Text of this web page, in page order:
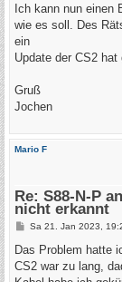
i
r
a
Ich kann nun einen
wie es soll. Des
ein
Update der CS2 hat
Gruß
Jochen
Mario F
Re: S88-N-P
nicht erkannt
B
i
r
a
Sa 21. Jan 2023,
Das Problem hatte
CS2 war zu lang,